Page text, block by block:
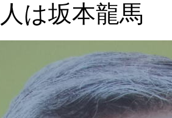
は坂本龍馬